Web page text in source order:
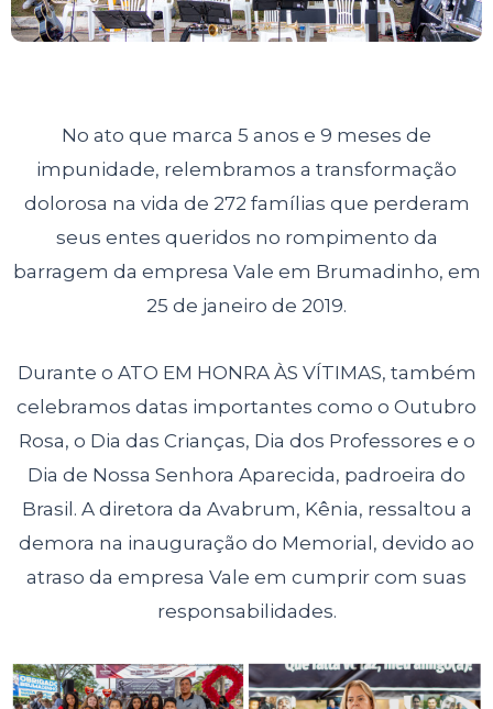
No ato que marca 5 anos e 9 meses de
impunidade, relembramos a transformação
dolorosa na vida de 272 famílias que perderam
seus entes queridos no rompimento da
barragem da empresa Vale em Brumadinho, em
25 de janeiro de 2019.
Durante o ATO EM HONRA ÀS VÍTIMAS, também
celebramos datas importantes como o Outubro
Rosa, o Dia das Crianças, Dia dos Professores e o
Dia de Nossa Senhora Aparecida, padroeira do
Brasil. A diretora da Avabrum, Kênia, ressaltou a
demora na inauguração do Memorial, devido ao
atraso da empresa Vale em cumprir com suas
responsabilidades.